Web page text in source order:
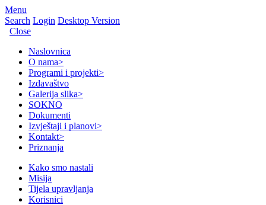
Menu
Search Login Desktop Version
Close
Naslovnica
O nama>
Programi i projekti>
Izdavaštvo
Galerija slika>
SOKNO
Dokumenti
Izvještaji i planovi>
Kontakt>
Priznanja
Kako smo nastali
Misija
Tijela upravljanja
Korisnici